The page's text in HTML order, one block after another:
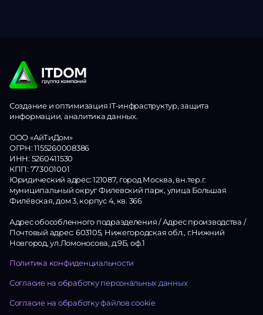
Создание и оптимизация IT-инфраструктур, защита
информации, аналитика данных.
ООО «АйТиДом»
ОГРН: 1155260008386
ИНН: 5260411530
КПП: 773001001
Юридический адрес: 121087, город Москва, вн.тер.г.
муниципальный округ Филевский парк, улица Большая
Филёвская, дом 3, корпус 4, кв. 366
Адрес обособленного подразделения / Адрес производства /
Почтовый адрес: 603105, Нижегородская обл., г.Нижний
Новгород, ул.Ломоносова, д.9Б, оф.1
Политика конфиденциальности
Согласие на обработку персональных данных
Согласие на обработку файлов cookie